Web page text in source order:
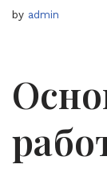
by admin